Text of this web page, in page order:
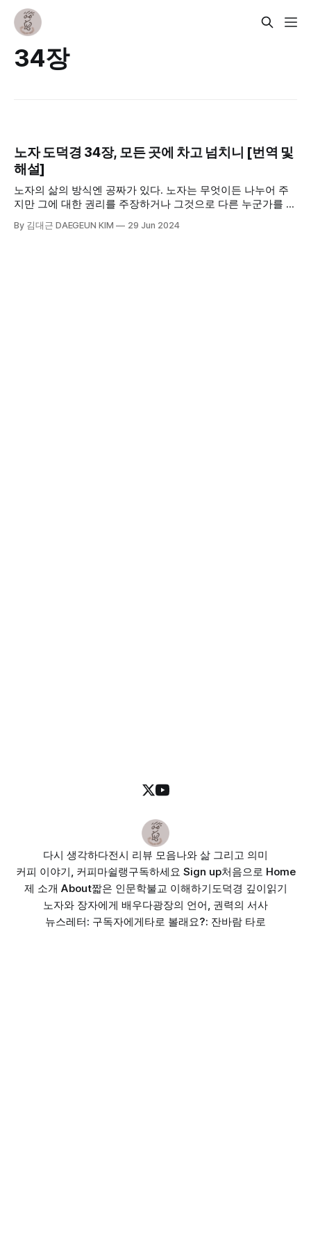
34장
노자 도덕경 34장, 모든 곳에 차고 넘치니 [번역 및
해설]
노자의 삶의 방식엔 공짜가 있다. 노자는 무엇이든 나누어 주
지만 그에 대한 권리를 주장하거나 그것으로 다른 누군가를 지
하더라도 그것을 자기 것이라 여기지 않으니 욕심 없는 ‘작
By 김대근 DAEGEUN KIM 29 Jun 2024
다시 생각하다전시 리뷰 모음나와 삶 그리고 의미
커피 이야기, 커피마쉴랭구독하세요 Sign up처음으로 Home
제 소개 About짧은 인문학불교 이해하기도덕경 깊이읽기
노자와 장자에게 배우다광장의 언어, 권력의 서사
뉴스레터: 구독자에게타로 볼래요?: 잔바람 타로